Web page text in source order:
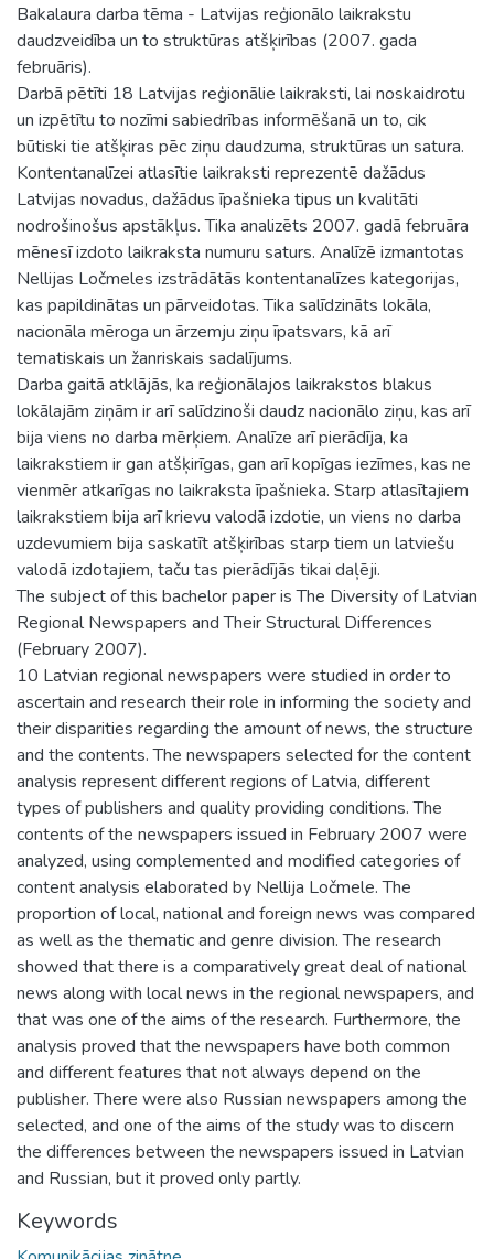
Bakalaura darba tēma - Latvijas reģionālo laikrakstu
daudzveidība un to struktūras atšķirības (2007. gada
februāris).
Darbā pētīti 18 Latvijas reģionālie laikraksti, lai noskaidrotu
un izpētītu to nozīmi sabiedrības informēšanā un to, cik
būtiski tie atšķiras pēc ziņu daudzuma, struktūras un satura.
Kontentanalīzei atlasītie laikraksti reprezentē dažādus
Latvijas novadus, dažādus īpašnieka tipus un kvalitāti
nodrošinošus apstākļus. Tika analizēts 2007. gadā februāra
mēnesī izdoto laikraksta numuru saturs. Analīzē izmantotas
Nellijas Ločmeles izstrādātās kontentanalīzes kategorijas,
kas papildinātas un pārveidotas. Tika salīdzināts lokāla,
nacionāla mēroga un ārzemju ziņu īpatsvars, kā arī
tematiskais un žanriskais sadalījums.
Darba gaitā atklājās, ka reģionālajos laikrakstos blakus
lokālajām ziņām ir arī salīdzinoši daudz nacionālo ziņu, kas arī
bija viens no darba mērķiem. Analīze arī pierādīja, ka
laikrakstiem ir gan atšķirīgas, gan arī kopīgas iezīmes, kas ne
vienmēr atkarīgas no laikraksta īpašnieka. Starp atlasītajiem
laikrakstiem bija arī krievu valodā izdotie, un viens no darba
uzdevumiem bija saskatīt atšķirības starp tiem un latviešu
valodā izdotajiem, taču tas pierādījās tikai daļēji.
The subject of this bachelor paper is The Diversity of Latvian
Regional Newspapers and Their Structural Differences
(February 2007).
10 Latvian regional newspapers were studied in order to
ascertain and research their role in informing the society and
their disparities regarding the amount of news, the structure
and the contents. The newspapers selected for the content
analysis represent different regions of Latvia, different
types of publishers and quality providing conditions. The
contents of the newspapers issued in February 2007 were
analyzed, using complemented and modified categories of
content analysis elaborated by Nellija Ločmele. The
proportion of local, national and foreign news was compared
as well as the thematic and genre division. The research
showed that there is a comparatively great deal of national
news along with local news in the regional newspapers, and
that was one of the aims of the research. Furthermore, the
analysis proved that the newspapers have both common
and different features that not always depend on the
publisher. There were also Russian newspapers among the
selected, and one of the aims of the study was to discern
the differences between the newspapers issued in Latvian
and Russian, but it proved only partly.
Keywords